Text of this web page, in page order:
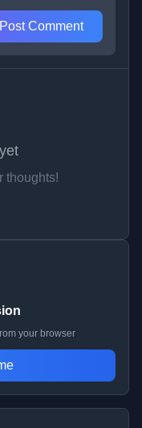
Post Comment
thoughts!
your browser